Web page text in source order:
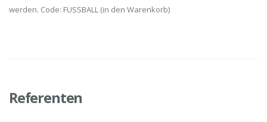
werden. Code: FUSSBALL (in den Warenkorb)
Referenten